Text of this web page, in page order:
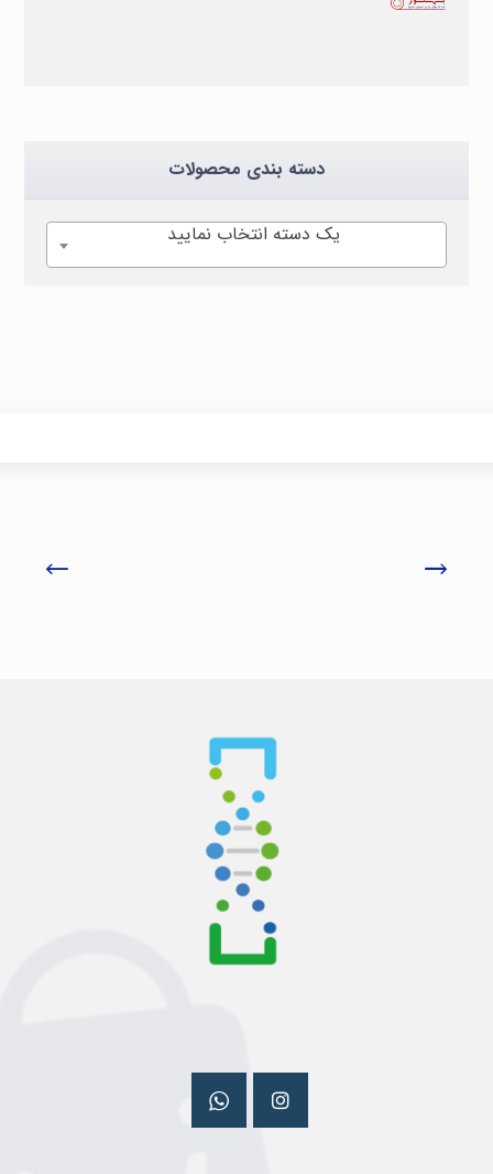
دسته بندی محصولات
یک دسته انتخاب نمایید